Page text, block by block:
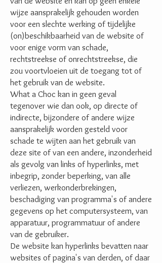
wijze aansprakelijk gehouden worden
voor een slechte werking of tijdelijke
(on)beschikbaarheid van de website of
voor enige vorm van schade,
rechtstreekse of onrechtstreekse, die
zou voortvloeien uit de toegang tot of
het gebruik van de website.
What a Choc kan in geen geval
tegenover wie dan ook, op directe of
indirecte, bijzondere of andere wijze
aansprakelijk worden gesteld voor
schade te wijten aan het gebruik van
deze site of van een andere, inzonderheid
als gevolg van links of hyperlinks, met
inbegrip, zonder beperking, van alle
verliezen, werkonderbrekingen,
beschadiging van programma's of andere
gegevens op het computersysteem, van
apparatuur, programmatuur of andere
van de gebruiker.
De website kan hyperlinks bevatten naar
websites of pagina's van derden, of daar